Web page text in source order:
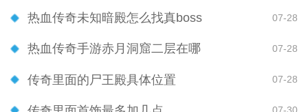
热血传奇未知暗殿怎么找真boss 07-28
热血传奇手游赤月洞窟二层在哪 07-28
传奇里面的尸王殿具体位置 07-28